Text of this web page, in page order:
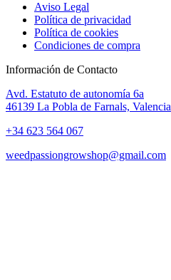
Aviso Legal
Política de privacidad
Política de cookies
Condiciones de compra
Información de Contacto
Avd. Estatuto de autonomía 6a
46139 La Pobla de Farnals, Valencia
+34 623 564 067
weedpassiongrowshop@gmail.com